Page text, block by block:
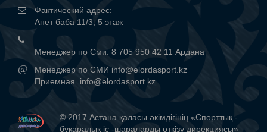
Фактический адрес:
Анет баба 11/3, 5 этаж
Менеджер по Сми: 8 705 950 42 11 Ардана
@
Менеджер по СМИ info@elordasport.kz
Приемная info@elordasport.kz
© 2017 Астана қаласы әкімдігінің «Спорттық -
бұқаралық іс -шараларды өткізу дирекциясы»